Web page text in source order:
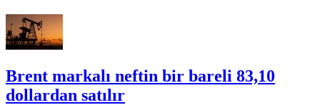
Brent markalı neftin bir bareli 83,10
dollardan satılır